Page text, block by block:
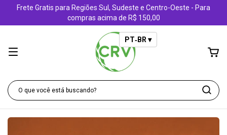
Frete Gratis para Regiões Sul, Sudeste e Centro-Oeste - Para
compras acima de R$ 150,00
PT‑BR ▾